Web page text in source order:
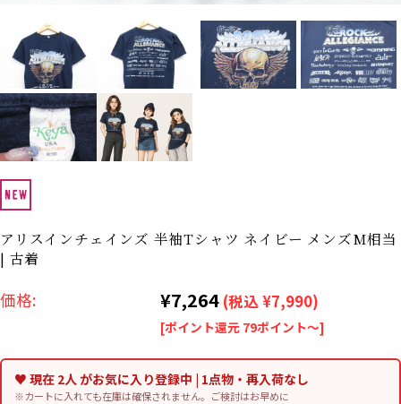
ラルフ ローレン ザ・ノース・フェイ
ス
チャンピオン
パタゴニア
カーハート
アディダス
マ行 ラ行
Search by Itemアイテムから探す
アリスインチェインズ 半袖Tシャツ ネイビー メンズM相当
| 古着
価格: ¥7,264 (税込 ¥7,990)
[ポイント還元 79ポイント～]
♥ 現在 2人 がお気に入り登録中 | 1点物・再入荷なし
※カートに入れても在庫は確保されません。ご検討はお早めに